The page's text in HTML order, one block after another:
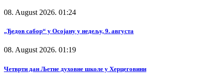
08. August 2026. 01:24
„Ђедов сабор“ у Осојану у недељу, 9. августа
08. August 2026. 01:19
Четврти дан Љетне духовне школе у Херцеговини